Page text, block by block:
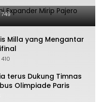
749
Milla yang Mengantar
410
terus Dukung Timnas
Olimpiade Paris